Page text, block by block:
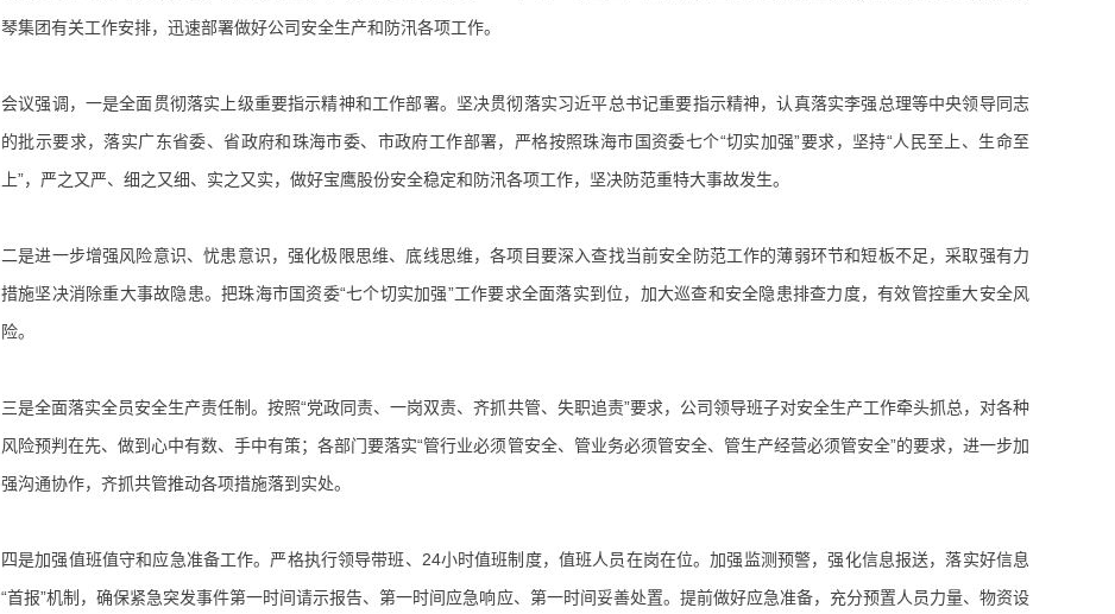
琴集团有关工作安排，迅速部署做好公司安全生产和防汛各项工作。
会议强调，一是全面贯彻落实上级重要指示精神和工作部署。坚决贯彻落实习近平总书记重要指示精神，认真落实李强总理等中央领导同志
的批示要求，落实广东省委、省政府和珠海市委、市政府工作部署，严格按照珠海市国资委七个“切实加强”要求，坚持“人民至上、生命至
上”，严之又严、细之又细、实之又实，做好宝鹰股份安全稳定和防汛各项工作，坚决防范重特大事故发生。
二是进一步增强风险意识、忧患意识，强化极限思维、底线思维，各项目要深入查找当前安全防范工作的薄弱环节和短板不足，采取强有力
措施坚决消除重大事故隐患。把珠海市国资委“七个切实加强”工作要求全面落实到位，加大巡查和安全隐患排查力度，有效管控重大安全风
险。
三是全面落实全员安全生产责任制。按照“党政同责、一岗双责、齐抓共管、失职追责”要求，公司领导班子对安全生产工作牵头抓总，对各种
风险预判在先、做到心中有数、手中有策；各部门要落实“管行业必须管安全、管业务必须管安全、管生产经营必须管安全”的要求，进一步加
强沟通协作，齐抓共管推动各项措施落到实处。
四是加强值班值守和应急准备工作。严格执行领导带班、24小时值班制度，值班人员在岗在位。加强监测预警，强化信息报送，落实好信息
“首报”机制，确保紧急突发事件第一时间请示报告、第一时间应急响应、第一时间妥善处置。提前做好应急准备，充分预置人员力量、物资设